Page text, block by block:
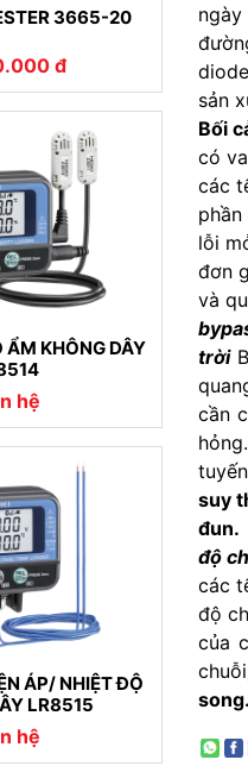
3665-20
đ
ẨM KHÔNG DÂY
hệ
ÁP/ NHIỆT ĐỘ
LR8515
hệ
sản
Bối
có
các
lỗi
đơn
và
trời
cần
suy
đun.
độ
các
độ
của
song.